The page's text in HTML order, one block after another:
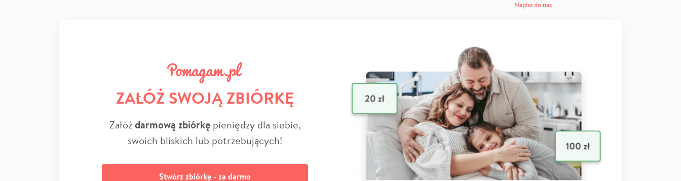
Napisz do nas
ZAŁÓŻ SWOJĄ ZBIÓRKĘ
Załóżdarmową zbiórkępieniędzy dla siebie,
swoich bliskich lub potrzebujących!
Stwórz zbiórkę - za darmo